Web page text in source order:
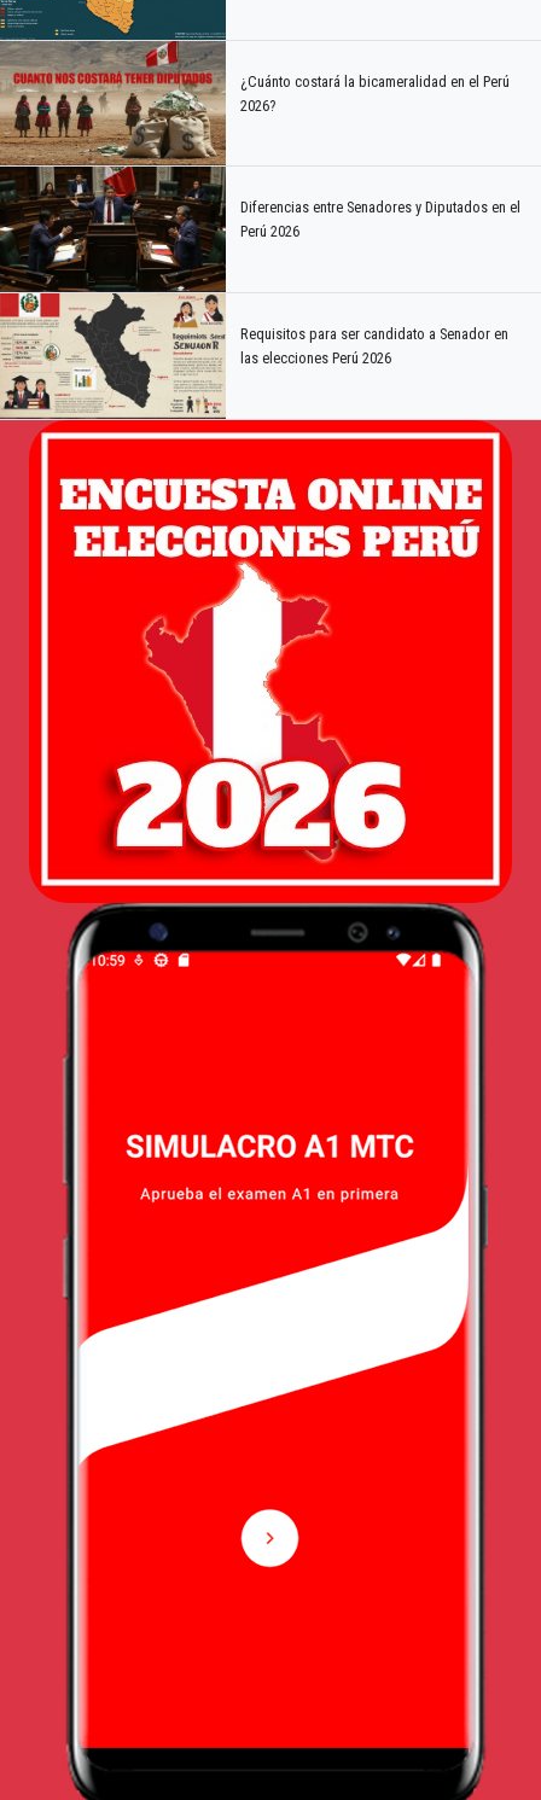
¿Cuánto costará la bicameralidad en el Perú
2026?
Diferencias entre Senadores y Diputados en el
Perú 2026
Requisitos para ser candidato a Senador en
las elecciones Perú 2026